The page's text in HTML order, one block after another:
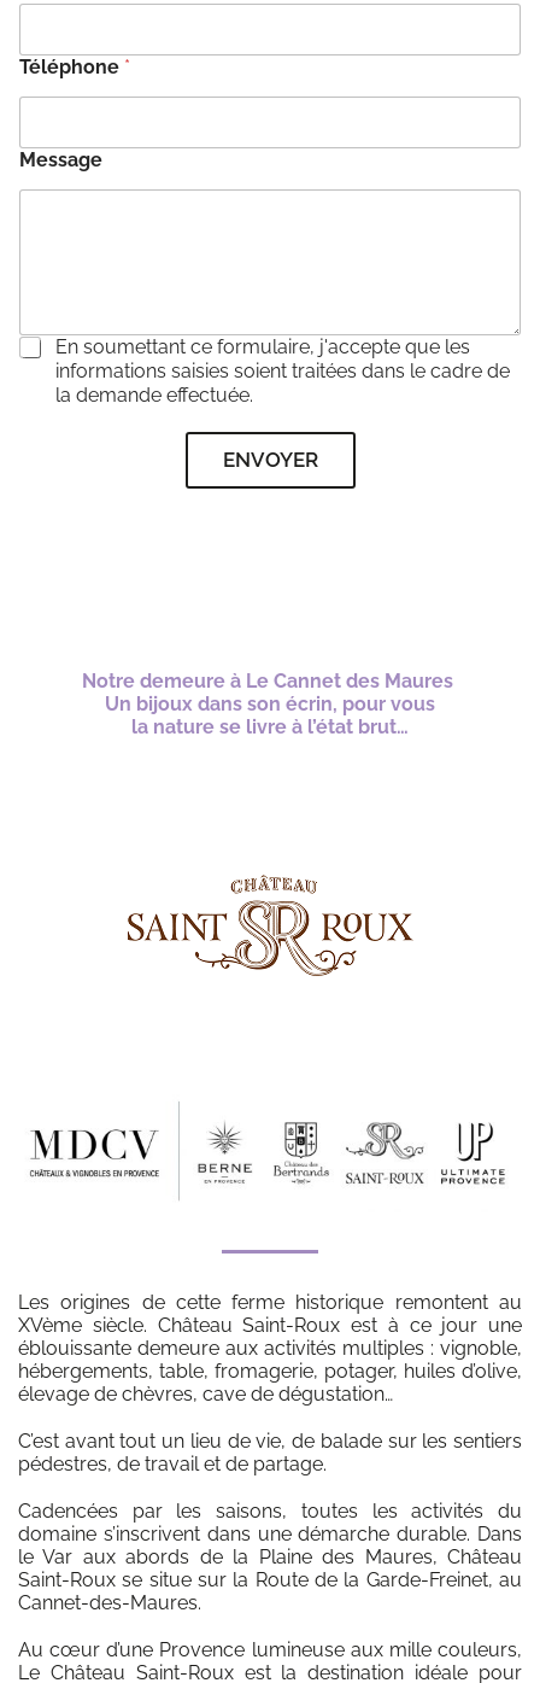
Téléphone *
Message
C
En soumettant ce formulaire, j'accepte que les
informations saisies soient traitées dans le cadre de
la demande effectuée.
ENVOYER
Notre demeure à Le Cannet des Maures
Un bijoux dans son écrin, pour vous
la nature se livre à l’état brut…
Les origines de cette ferme historique remontent au
XVème siècle. Château Saint-Roux est à ce jour une
éblouissante demeure aux activités multiples : vignoble,
hébergements, table, fromagerie, potager, huiles d’olive,
élevage de chèvres, cave de dégustation…
C’est avant tout un lieu de vie, de balade sur les sentiers
pédestres, de travail et de partage.
Cadencées par les saisons, toutes les activités du
domaine s’inscrivent dans une démarche durable. Dans
le Var aux abords de la Plaine des Maures, Château
Saint-Roux se situe sur la Route de la Garde-Freinet, au
Cannet-des-Maures.
Au cœur d’une Provence lumineuse aux mille couleurs,
Le Château Saint-Roux est la destination idéale pour